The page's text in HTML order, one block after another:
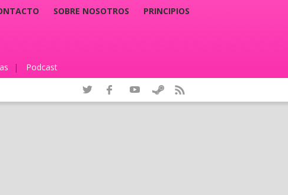
SOBRE NOSOTROS PRINCIPIOS
| Podcast